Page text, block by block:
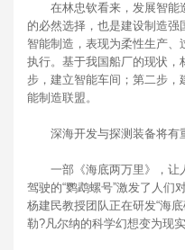
在林忠钦看来，发展智能
的必然选择，也是建设制造
智能制造，表现为柔性生产、
执行。基于我国船厂的现状，
步，建立智能车间；第二步
能制造联盟。
深海开发与探测装备将有
一部《海底两万里》，让
驾驶的“鹦鹉螺号”激发了人们
杨建民教授团队正在研发“海
勒?凡尔纳的科学幻想变为现